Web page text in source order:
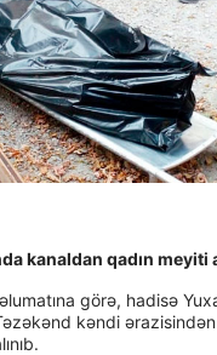
kanaldan qadın meyiti
görə, hadisə
kəndi